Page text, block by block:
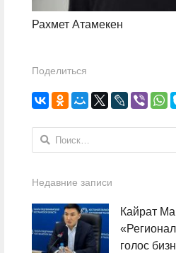
Рахмет Атамекен
Поделиться
Найти:
Недавние записи
Кайрат
голос